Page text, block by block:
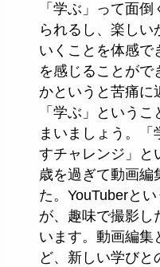
「学ぶ」って面
られるし、楽し
いくことを体感で
を感じることがで
かというと苦痛に
「学ぶ」という
まいましょう。「
すチャレンジ」と
歳を過ぎて動画編
た。YouTuberと
が、趣味で撮影し
います。動画編集
ど、新しい学び